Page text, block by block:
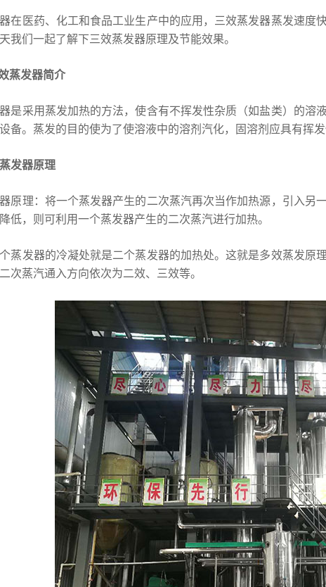
在医药、化工和食品工业生产中的应用，三效蒸发器蒸发速度
我们一起了解下三效蒸发器原理及节能效果。
蒸发器简介
是采用蒸发加热的方法，使含有不挥发性杂质（如盐类）的溶
备。蒸发的目的使为了使溶液中的溶剂汽化，固溶剂应具有挥
发器原理
原理：将一个蒸发器产生的二次蒸汽再次当作加热源，引入另
低，则可利用一个蒸发器产生的二次蒸汽进行加热。
蒸发器的冷凝处就是二个蒸发器的加热处。这就是多效蒸发原
次蒸汽通入方向依次为二效、三效等。